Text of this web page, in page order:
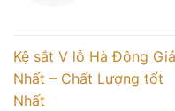
Kệ sắt V lỗ Hà Đông
Nhất – Chất Lượng tốt
Nhất